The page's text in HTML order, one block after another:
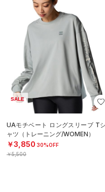
SALE
UAモチベート ロングスリーブ Tシ
ャツ（トレーニング/WOMEN）
￥3,850 30%OFF
￥5,500